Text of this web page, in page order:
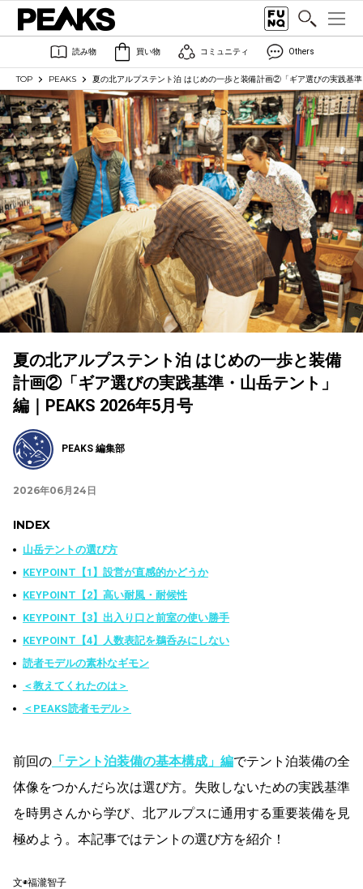
読み物 買い物 コミュニティ Others
TOP PEAKS 夏の北アルプステント泊 はじめの一歩と装備計画②「ギア選びの実践基
夏の北アルプステント泊 はじめの一歩と装備
計画②「ギア選びの実践基準・山岳テント」
編｜PEAKS 2026年5月号
PEAKS 編集部
2026年06月24日
INDEX
山岳テントの選び方
KEYPOINT【1】設営が直感的かどうか
KEYPOINT【2】高い耐風・耐候性
KEYPOINT【3】出入り口と前室の使い勝手
KEYPOINT【4】人数表記を鵜呑みにしない
読者モデルの素朴なギモン
＜教えてくれたのは＞
＜PEAKS読者モデル＞
前回の 「テント泊装備の基本構成」編でテント泊装備の全
体像をつかんだら次は選び方。失敗しないための実践基準
を時男さんから学び、北アルプスに通用する重要装備を見
極めよう。本記事ではテントの選び方を紹介！
文◉福瀧智子